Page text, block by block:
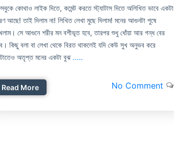
কোথাও লাইক দিতে, কমেন্ট করতে স্ট্যাটাস দিতে অলিখিত ভাবে একটা
আছে! তাই দিলাম না! লিখিত লেখা মুছে দিলাম! মনের আগুনটা পুষে
সে আগুনে শরীর মন বশীভূত হবে, তারপর শুধু ধোঁয়া আর গন্ধ বের
কিছু বলা বা লেখা থেকে বিরত থাকলেই যদি কেউ সুখ অনুভব করে
অতৃপ্ত মনের একটা বুঝ .....
Read More No Comment